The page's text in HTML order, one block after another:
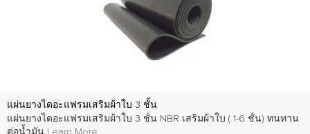
แผ่นยางไดอะแฟรมเสริมผ้าใบ 3 ชั้น
แผ่นยางไดอะแฟรมเสริมผ้าใบ 3 ชั้น NBR เสริมผ้าใบ ( 1-6 ชั้น) ทนทาน
ต่อน้ำมัน Learn More